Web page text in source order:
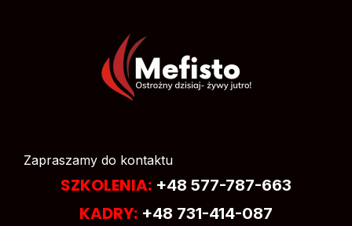
BHP i zgodny z aktualnymi wymogami i wytycznymi
Państwowej Inspekcji Pracy.
Termin ważności: 12 miesięcy (6 miesięcy dla
osób kierujących pracownikami).
nami!
Zapraszamy do kontaktu
SZKOLENIA: +48 577-787-663
KADRY: +48 731-414-087